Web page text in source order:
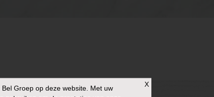
X
Groep op deze website. Met uw